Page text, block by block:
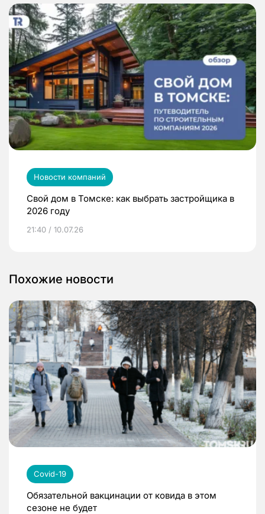
Новости компаний
Свой дом в Томске: как выбрать застройщика в
2026 году
21:40 / 10.07.26
Похожие новости
Covid-19
Обязательной вакцинации от ковида в этом
сезоне не будет